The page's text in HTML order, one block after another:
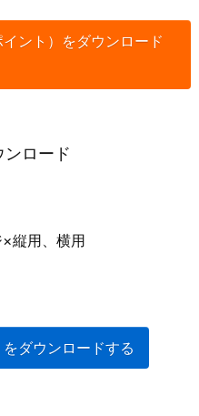
ント）をダウンロード
ロード
縦用、横用
ダウンロードする